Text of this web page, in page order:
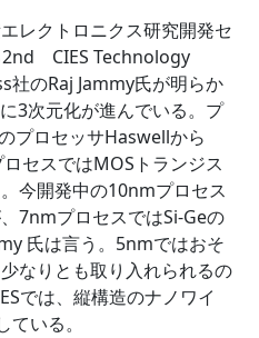
レクトロニクス研究開発セ
2nd CIES Technology
社のRaj Jammy氏が明らか
3次元化が進んでいる。プ
プロセッサHaswellから
セスではMOSトランジス
今開発中の10nmプロセス
7nmプロセスではSi-Geの
氏は言う。5nmではおそ
なりとも取り入れられるの
では、縦構造のナノワイ
いる。